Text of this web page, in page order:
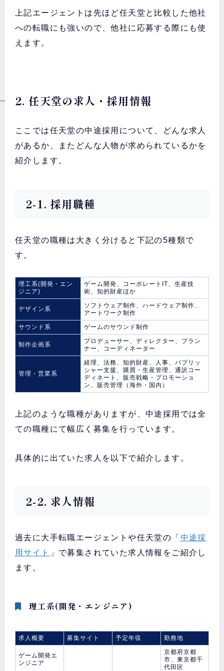
上記エージェントは先ほど任天堂と比較した他社
への転職にも強いので、他社に応募する際にも使
えます。
2. 任天堂の求人・採用情報
ここでは任天堂の中途採用について、どんな求人
があるか、またどんな人物が求められているかを
紹介します。
2-1. 採用職種
任天堂の職種は大きく分けると下記の5種類で
す。
理工系(開発・エン
ジニア)
ゲーム開発、コーポレートIT、生産技
術、知的財産ほか
デザイン系
ソフトウェア制作、ハードウェア制作、
アートワーク制作
サウンド系
ゲームのサウンド制作
制作企画系
プロデューサー、ディレクター、プラン
ナー、コーディネーター
管理・営業系
経理、法務、知的財産、人事、パブリッ
シャー支援、購買・生産管理、通訳コー
ディネート、販売戦略・プロモーショ
ン、販売管理（海外・国内）
上記のような職種がありますが、中途採用では全
ての職種にて幅広く募集を行っています。
具体的に出ていた求人を以下で紹介します。
2-2. 求人情報
過去に大手転職エージェントや任天堂の「 中途採
用サイト
」で募集されていた求人情報をご紹介し
ます。
理工系(開発・エンジニア)
求人概要 募集サイト 予定年収 勤務地
ゲーム開発エ
ンジニア
京都府京都
市、東京都千
代田区